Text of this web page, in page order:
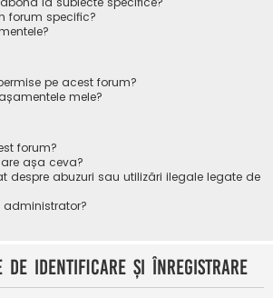
forum specific?
pe acest forum?
mele?
forum?
așa ceva?
despre abuzuri sau utilizări ilegale legate de
de identificare și înregistrare